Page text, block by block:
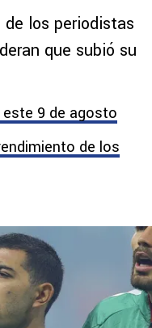
de los periodistas
que subió su
9 de agosto
de los